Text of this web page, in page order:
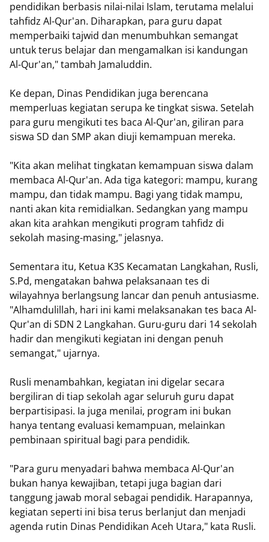
pendidikan berbasis nilai-nilai Islam, terutama melalui
tahfidz Al-Qur'an. Diharapkan, para guru dapat
memperbaiki tajwid dan menumbuhkan semangat
untuk terus belajar dan mengamalkan isi kandungan
Al-Qur'an," tambah Jamaluddin.
Ke depan, Dinas Pendidikan juga berencana
memperluas kegiatan serupa ke tingkat siswa. Setelah
para guru mengikuti tes baca Al-Qur'an, giliran para
siswa SD dan SMP akan diuji kemampuan mereka.
"Kita akan melihat tingkatan kemampuan siswa dalam
membaca Al-Qur'an. Ada tiga kategori: mampu, kurang
mampu, dan tidak mampu. Bagi yang tidak mampu,
nanti akan kita remidialkan. Sedangkan yang mampu
akan kita arahkan mengikuti program tahfidz di
sekolah masing-masing," jelasnya.
Sementara itu, Ketua K3S Kecamatan Langkahan, Rusli,
S.Pd, mengatakan bahwa pelaksanaan tes di
wilayahnya berlangsung lancar dan penuh antusiasme.
"Alhamdulillah, hari ini kami melaksanakan tes baca Al-
Qur'an di SDN 2 Langkahan. Guru-guru dari 14 sekolah
hadir dan mengikuti kegiatan ini dengan penuh
semangat," ujarnya.
Rusli menambahkan, kegiatan ini digelar secara
bergiliran di tiap sekolah agar seluruh guru dapat
berpartisipasi. Ia juga menilai, program ini bukan
hanya tentang evaluasi kemampuan, melainkan
pembinaan spiritual bagi para pendidik.
"Para guru menyadari bahwa membaca Al-Qur'an
bukan hanya kewajiban, tetapi juga bagian dari
tanggung jawab moral sebagai pendidik. Harapannya,
kegiatan seperti ini bisa terus berlanjut dan menjadi
agenda rutin Dinas Pendidikan Aceh Utara," kata Rusli.